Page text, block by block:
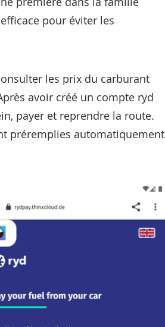
pour éviter les
les prix du carburant
avoir créé un compte ryd
payer et reprendre la route.
préremplies automatiquement